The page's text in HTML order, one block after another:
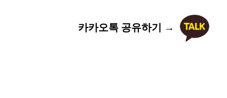
카카오톡 공유하기 →